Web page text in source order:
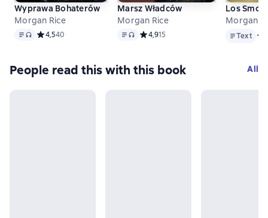
Wyprawa Bohaterów
Morgan Rice
Text, audio format available
Средний рейтинг 4,5 на основе 40 оценок
4,540
Marsz Władców
Morgan Rice
Text, audio format available
Средний рейтинг 4,9 на основе 15
4,915
Los
Morgan
TextText
People read this with this book All